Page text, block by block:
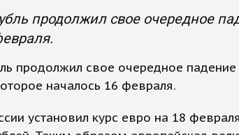
продолжил свое очередное
продолжил свое очередное
началось 16 февраля.
установил курс евро на 18